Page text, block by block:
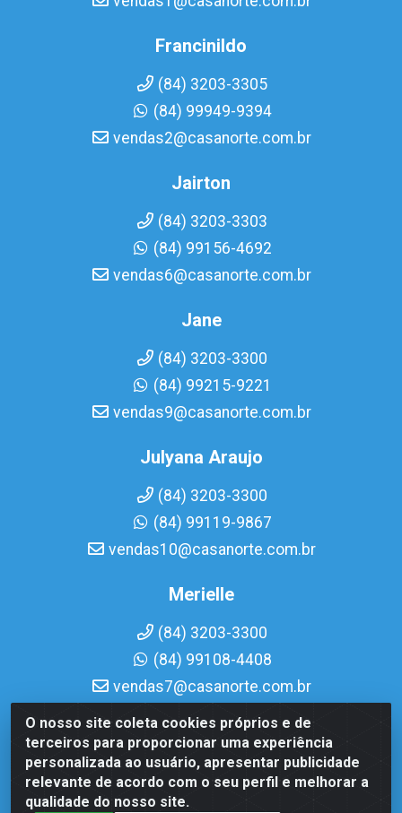
O nosso site coleta cookies próprios e de
terceiros para proporcionar uma experiência
personalizada ao usuário, apresentar publicidade
relevante de acordo com o seu perfil e melhorar a
qualidade do nosso site.
Francinildo
(84) 3203-3305
(84) 99949-9394
vendas2@casanorte.com.br
Jairton
(84) 3203-3303
(84) 99156-4692
vendas6@casanorte.com.br
Jane
(84) 3203-3300
(84) 99215-9221
vendas9@casanorte.com.br
Julyana Araujo
(84) 3203-3300
(84) 99119-9867
vendas10@casanorte.com.br
Merielle
(84) 3203-3300
(84) 99108-4408
vendas7@casanorte.com.br
Casa Norte LTDA - Av. Interventor Mário Câmara, 1815 -
Dix-Sept Rosado, Natal/RN - CEP 59054-600 - CNPJ
08.713.513/0001-51